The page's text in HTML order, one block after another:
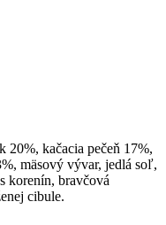
20%, kačacia pečeň 17%,
mäsový vývar, jedlá soľ,
korenín, bravčová
cibule.